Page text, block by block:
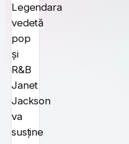
Legendara
vedetă
pop
și
R&B
Janet
Jackson
va
susține